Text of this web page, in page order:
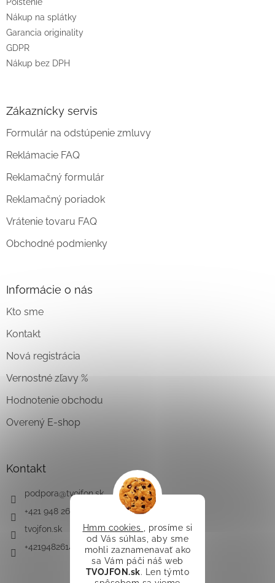
Hmm cookies
, prosíme si
od Vás súhlas, aby sme
mohli zaznamenavať ako
sa Vám páči náš web
TVOJFON.sk. Len týmto
Nákup na splátky
Garancia originality
GDPR
Nákup bez DPH
Zákaznícky servis
Formulár na odstúpenie zmluvy
Reklámacie FAQ
Reklamačný formulár
Reklamačný poriadok
Vrátenie tovaru FAQ
Obchodné podmienky
Informácie o nás
Kto sme
Kontakt
Nová registrácia
Vernostné zľavy %
Hodnotenie obchodu
Overený E-shop
Kontakt
podpora@tvojfon.sk
+421 948 261 491
tvojfon.sk
+421948261491